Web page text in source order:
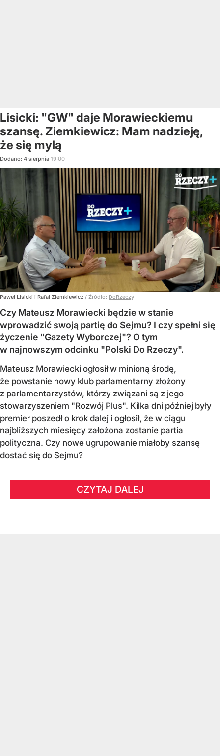
Lisicki: "GW" daje Morawieckiemu
szansę. Ziemkiewicz: Mam nadzieję,
że się mylą
Dodano: 4 sierpnia 19:00
Paweł Lisicki i Rafał Ziemkiewicz / Źródło: DoRzeczy
Czy Mateusz Morawiecki będzie w stanie
wprowadzić swoją partię do Sejmu? I czy spełni się
życzenie "Gazety Wyborczej"? O tym
w najnowszym odcinku "Polski Do Rzeczy".
Mateusz Morawiecki ogłosił w minioną środę,
że powstanie nowy klub parlamentarny złożony
z parlamentarzystów, którzy związani są z jego
stowarzyszeniem "Rozwój Plus". Kilka dni później były
premier poszedł o krok dalej i ogłosił, że w ciągu
najbliższych miesięcy założona zostanie partia
polityczna. Czy nowe ugrupowanie miałoby szansę
dostać się do Sejmu?
CZYTAJ DALEJ